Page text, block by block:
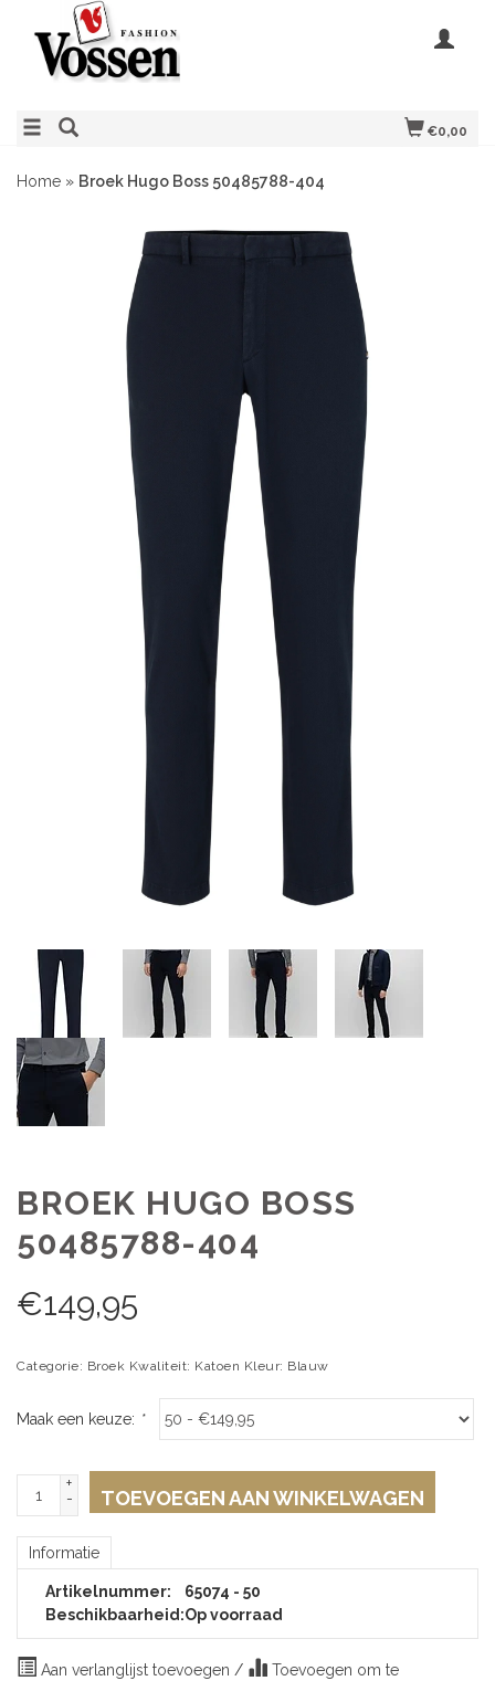
€0,00
Home » Broek Hugo Boss 50485788-404
BROEK HUGO BOSS
50485788-404
€149,95
Categorie: Broek Kwaliteit: Katoen Kleur: Blauw
Maak een keuze: *
+
-
TOEVOEGEN AAN WINKELWAGEN
Informatie
Artikelnummer:
65074 - 50
Beschikbaarheid:Op voorraad
Aan verlanglijst toevoegen /
Toevoegen om te